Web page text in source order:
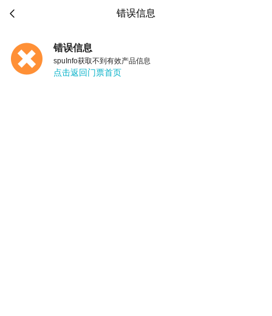
 错误信息
错误信息
spuInfo获取不到有效产品信息
点击返回门票首页